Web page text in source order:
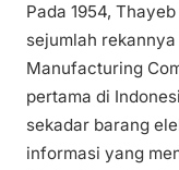
Pada 1954,
sejumlah
Manufacturing
pertama di
sekadar barang
informasi yang